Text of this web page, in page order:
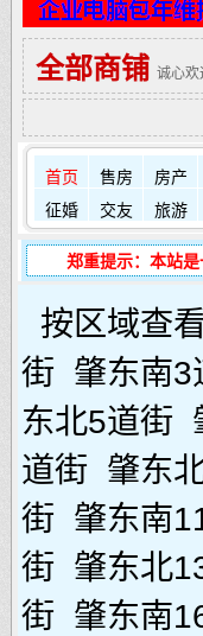
全部商铺 诚心欢
首页 售房 房产
征婚
交友 旅游
郑重提示：本站
按区域查看
街 肇东南3
东北5道街
道街 肇东
街 肇东南
街 肇东北
街 肇东南